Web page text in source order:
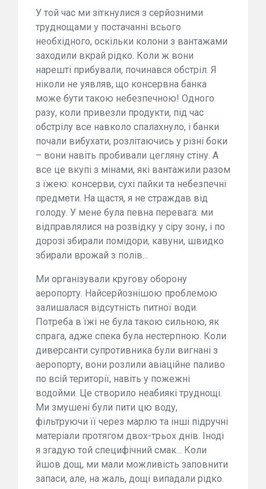
У той час ми зіткнулися з серйозними
труднощами у постачанні всього
необхідного, оскільки колони з вантажами
заходили вкрай рідко. Коли ж вони
нарешті прибували, починався обстріл. Я
ніколи не уявляв, що консервна банка
може бути такою небезпечною! Одного
разу, коли привезли продукти, під час
обстрілу все навколо спалахнуло, і банки
почали вибухати, розлітаючись у різні боки
– вони навіть пробивали цегляну стіну. А
все це вкупі з мінами, які вантажили разом
з їжею: консерви, сухі пайки та небезпечні
предмети. На щастя, я не страждав від
голоду. У мене була певна перевага: ми
відправлялися на розвідку у сіру зону, і по
дорозі збирали помідори, кавуни, швидко
збирали врожай з полів...
Ми організували кругову оборону
аеропорту. Найсерйознішою проблемою
залишалася відсутність питної води.
Потреба в їжі не була такою сильною, як
спрага, адже спека була нестерпною. Коли
диверсанти супротивника були вигнані з
аеропорту, вони розлили авіаційне паливо
по всій території, навіть у пожежні
водойми. Це створило неабиякі труднощі.
Ми змушені були пити цю воду,
фільтруючи її через марлю та інші підручні
матеріали протягом двох-трьох днів. Іноді
я згадую той специфічний смак... Коли
йшов дощ, ми мали можливість заповнити
запаси, але, на жаль, дощі випадали рідко.